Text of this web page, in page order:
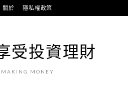
關於 隱私權政策
受投資理財
MAKING MONEY